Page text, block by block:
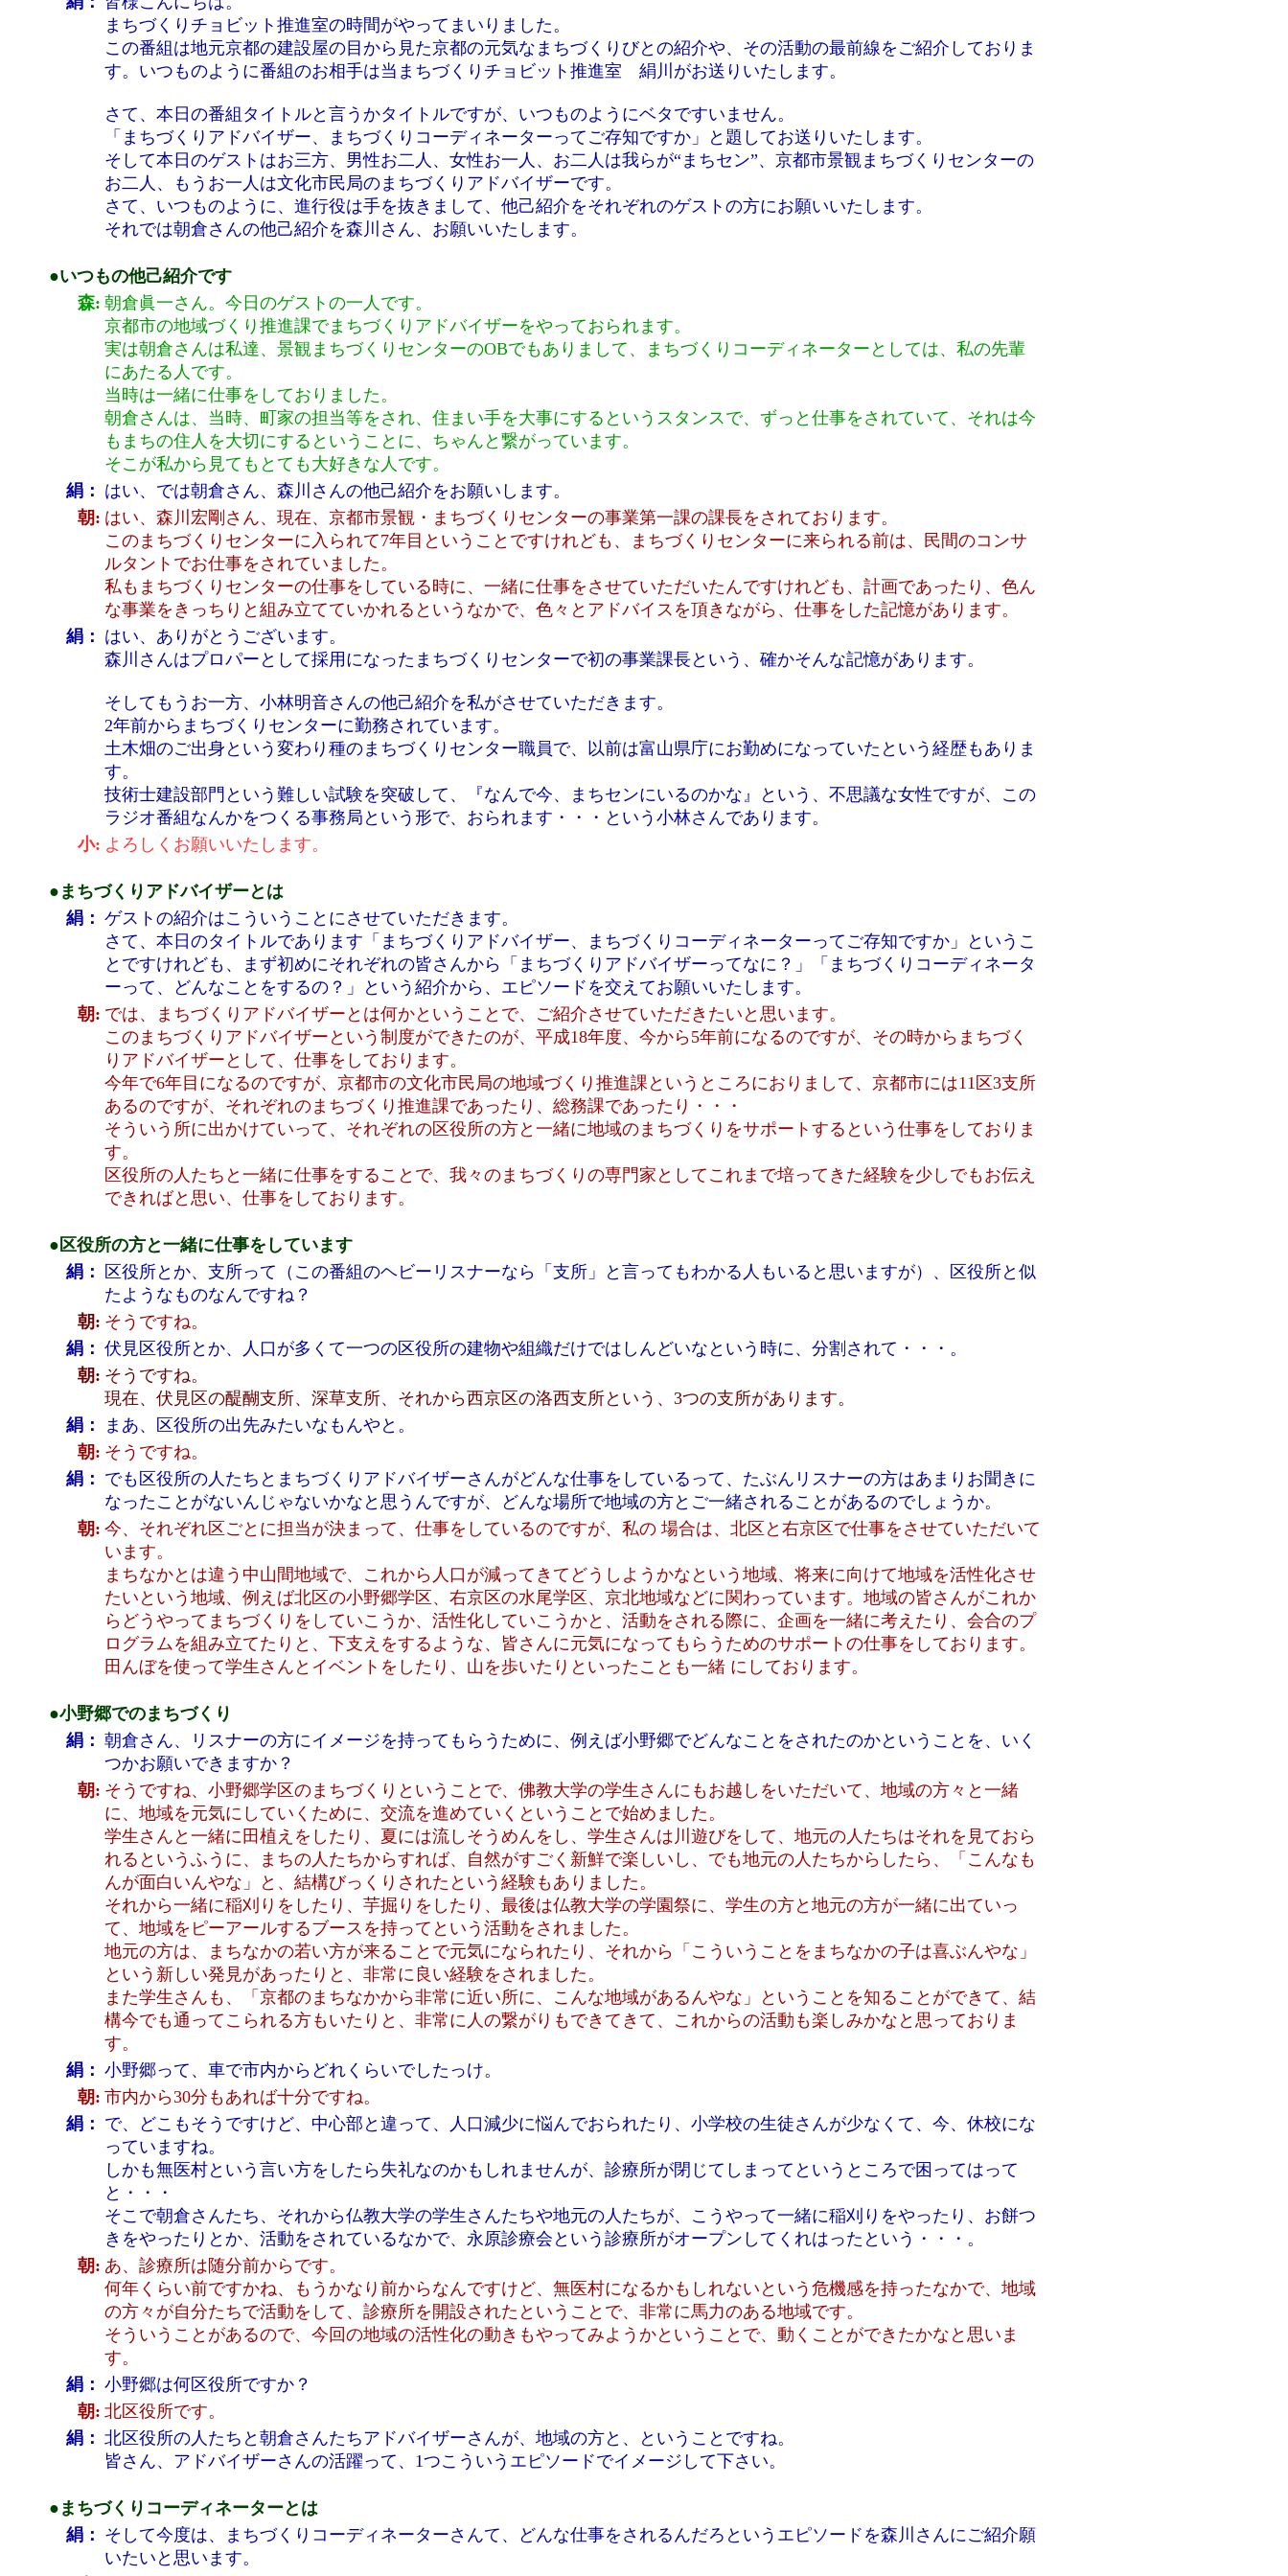
まちづくりチョビット推進室の時間がやってまいりました。
この番組は地元京都の建設屋の目から見た京都の元気なまちづくりびとの紹介や、その活動の最前線をご紹介しておりま
す。いつものように番組のお相手は当まちづくりチョビット推進室 絹川がお送りいたします。
さて、本日の番組タイトルと言うかタイトルですが、いつものようにベタですいません。
「まちづくりアドバイザー、まちづくりコーディネーターってご存知ですか」と題してお送りいたします。
そして本日のゲストはお三方、男性お二人、女性お一人、お二人は我らが“まちセン”、京都市景観まちづくりセンターの
お二人、もうお一人は文化市民局のまちづくりアドバイザーです。
さて、いつものように、進行役は手を抜きまして、他己紹介をそれぞれのゲストの方にお願いいたします。
それでは朝倉さんの他己紹介を森川さん、お願いいたします。
●いつもの他己紹介です
森: 朝倉眞一さん。今日のゲストの一人です。
京都市の地域づくり推進課でまちづくりアドバイザーをやっておられます。
実は朝倉さんは私達、景観まちづくりセンターのOBでもありまして、まちづくりコーディネーターとしては、私の先輩
にあたる人です。
当時は一緒に仕事をしておりました。
朝倉さんは、当時、町家の担当等をされ、住まい手を大事にするというスタンスで、ずっと仕事をされていて、それは今
もまちの住人を大切にするということに、ちゃんと繋がっています。
そこが私から見てもとても大好きな人です。
絹： はい、では朝倉さん、森川さんの他己紹介をお願いします。
朝: はい、森川宏剛さん、現在、京都市景観・まちづくりセンターの事業第一課の課長をされております。
このまちづくりセンターに入られて7年目ということですけれども、まちづくりセンターに来られる前は、民間のコンサ
ルタントでお仕事をされていました。
私もまちづくりセンターの仕事をしている時に、一緒に仕事をさせていただいたんですけれども、計画であったり、色ん
な事業をきっちりと組み立てていかれるというなかで、色々とアドバイスを頂きながら、仕事をした記憶があります。
絹： はい、ありがとうございます。
森川さんはプロパーとして採用になったまちづくりセンターで初の事業課長という、確かそんな記憶があります。
そしてもうお一方、小林明音さんの他己紹介を私がさせていただきます。
2年前からまちづくりセンターに勤務されています。
土木畑のご出身という変わり種のまちづくりセンター職員で、以前は富山県庁にお勤めになっていたという経歴もありま
す。
技術士建設部門という難しい試験を突破して、『なんで今、まちセンにいるのかな』という、不思議な女性ですが、この
ラジオ番組なんかをつくる事務局という形で、おられます・・・という小林さんであります。
小: よろしくお願いいたします。
●まちづくりアドバイザーとは
絹： ゲストの紹介はこういうことにさせていただきます。
さて、本日のタイトルであります「まちづくりアドバイザー、まちづくりコーディネーターってご存知ですか」というこ
とですけれども、まず初めにそれぞれの皆さんから「まちづくりアドバイザーってなに？」「まちづくりコーディネータ
ーって、どんなことをするの？」という紹介から、エピソードを交えてお願いいたします。
朝: では、まちづくりアドバイザーとは何かということで、ご紹介させていただきたいと思います。
このまちづくりアドバイザーという制度ができたのが、平成18年度、今から5年前になるのですが、その時からまちづく
りアドバイザーとして、仕事をしております。
今年で6年目になるのですが、京都市の文化市民局の地域づくり推進課というところにおりまして、京都市には11区3支所
あるのですが、それぞれのまちづくり推進課であったり、総務課であったり・・・
そういう所に出かけていって、それぞれの区役所の方と一緒に地域のまちづくりをサポートするという仕事をしておりま
す。
区役所の人たちと一緒に仕事をすることで、我々のまちづくりの専門家としてこれまで培ってきた経験を少しでもお伝え
できればと思い、仕事をしております。
●区役所の方と一緒に仕事をしています
絹：
区役所とか、支所って（この番組のヘビーリスナーなら「支所」と言ってもわかる人もいると思いますが）、区役所と似
たようなものなんですね？
朝: そうですね。
絹： 伏見区役所とか、人口が多くて一つの区役所の建物や組織だけではしんどいなという時に、分割されて・・・。
朝: そうですね。
現在、伏見区の醍醐支所、深草支所、それから西京区の洛西支所という、3つの支所があります。
絹：
まあ、区役所の出先みたいなもんやと。
朝: そうですね。
絹： でも区役所の人たちとまちづくりアドバイザーさんがどんな仕事をしているって、たぶんリスナーの方はあまりお聞きに
なったことがないんじゃないかなと思うんですが、どんな場所で地域の方とご一緒されることがあるのでしょうか。
朝: 今、それぞれ区ごとに担当が決まって、仕事をしているのですが、私の 場合は、北区と右京区で仕事をさせていただいて
います。
まちなかとは違う中山間地域で、これから人口が減ってきてどうしようかなという地域、将来に向けて地域を活性化させ
たいという地域、例えば北区の小野郷学区、右京区の水尾学区、京北地域などに関わっています。地域の皆さんがこれか
らどうやってまちづくりをしていこうか、活性化していこうかと、活動をされる際に、企画を一緒に考えたり、会合のプ
ログラムを組み立てたりと、下支えをするような、皆さんに元気になってもらうためのサポートの仕事をしております。
田んぼを使って学生さんとイベントをしたり、山を歩いたりといったことも一緒 にしております。
●小野郷でのまちづくり
絹： 朝倉さん、リスナーの方にイメージを持ってもらうために、例えば小野郷でどんなことをされたのかということを、いく
つかお願いできますか？
朝: そうですね、小野郷学区のまちづくりということで、佛教大学の学生さんにもお越しをいただいて、地域の方々と一緒
に、地域を元気にしていくために、交流を進めていくということで始めました。
学生さんと一緒に田植えをしたり、夏には流しそうめんをし、学生さんは川遊びをして、地元の人たちはそれを見ておら
れるというふうに、まちの人たちからすれば、自然がすごく新鮮で楽しいし、でも地元の人たちからしたら、「こんなも
んが面白いんやな」と、結構びっくりされたという経験もありました。
それから一緒に稲刈りをしたり、芋掘りをしたり、最後は仏教大学の学園祭に、学生の方と地元の方が一緒に出ていっ
て、地域をピーアールするブースを持ってという活動をされました。
地元の方は、まちなかの若い方が来ることで元気になられたり、それから「こういうことをまちなかの子は喜ぶんやな」
という新しい発見があったりと、非常に良い経験をされました。
また学生さんも、「京都のまちなかから非常に近い所に、こんな地域があるんやな」ということを知ることができて、結
構今でも通ってこられる方もいたりと、非常に人の繋がりもできてきて、これからの活動も楽しみかなと思っておりま
す。
絹： 小野郷って、車で市内からどれくらいでしたっけ。
朝: 市内から30分もあれば十分ですね。
絹： で、どこもそうですけど、中心部と違って、人口減少に悩んでおられたり、小学校の生徒さんが少なくて、今、休校にな
っていますね。
しかも無医村という言い方をしたら失礼なのかもしれませんが、診療所が閉じてしまってというところで困ってはって
と・・・
そこで朝倉さんたち、それから仏教大学の学生さんたちや地元の人たちが、こうやって一緒に稲刈りをやったり、お餅つ
きをやったりとか、活動をされているなかで、永原診療会という診療所がオープンしてくれはったという・・・。
朝: あ、診療所は随分前からです。
何年くらい前ですかね、もうかなり前からなんですけど、無医村になるかもしれないという危機感を持ったなかで、地域
の方々が自分たちで活動をして、診療所を開設されたということで、非常に馬力のある地域です。
そういうことがあるので、今回の地域の活性化の動きもやってみようかということで、動くことができたかなと思いま
す。
絹： 小野郷は何区役所ですか？
朝: 北区役所です。
絹： 北区役所の人たちと朝倉さんたちアドバイザーさんが、地域の方と、ということですね。
皆さん、アドバイザーさんの活躍って、1つこういうエピソードでイメージして下さい。
●まちづくりコーディネーターとは
絹： そして今度は、まちづくりコーディネーターさんて、どんな仕事をされるんだろというエピソードを森川さんにご紹介願
いたいと思います。